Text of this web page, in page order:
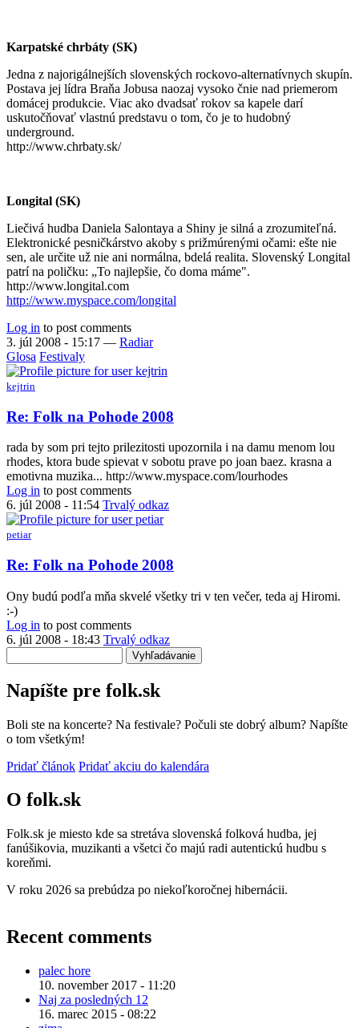
Karpatské chrbáty (SK)
Jedna z najorigálnejších slovenských rockovo-alternatívnych skupín.
Postava jej lídra Braňa Jobusa naozaj vysoko čnie nad priemerom
domácej produkcie. Viac ako dvadsať rokov sa kapele darí
uskutočňovať vlastnú predstavu o tom, čo je to hudobný
underground.
http://www.chrbaty.sk/
Longital (SK)
Liečivá hudba Daniela Salontaya a Shiny je silná a zrozumiteľná.
Elektronické pesničkárstvo akoby s prižmúrenými očami: ešte nie
sen, ale určite už nie ani normálna, bdelá realita. Slovenský Longital
patrí na poličku: „To najlepšie, čo doma máme".
http://www.longital.com
http://www.myspace.com/longital
Log in to post comments
3. júl 2008 - 15:17 — Radiar
Glosa Festivaly
kejtrin
Re: Folk na Pohode 2008
rada by som pri tejto prilezitosti upozornila i na damu menom lou
rhodes, ktora bude spievat v sobotu prave po joan baez. krasna a
emotivna muzika... http://www.myspace.com/lourhodes
Log in to post comments
6. júl 2008 - 11:54 Trvalý odkaz
petiar
In
reply
to
Re:
Folk
na
Pohode
2008
kejtrin
Re: Folk na Pohode 2008
Ony budú podľa mňa skvelé všetky tri v ten večer, teda aj Hiromi.
:-)
Log in to post comments
6. júl 2008 - 18:43 Trvalý odkaz
Napíšte pre folk.sk
Boli ste na koncerte? Na festivale? Počuli ste dobrý album? Napíšte
o tom všetkým!
Pridať článok Pridať akciu do kalendára
O folk.sk
Folk.sk je miesto kde sa stretáva slovenská folková hudba, jej
fanúšikovia, muzikanti a všetci čo majú radi autentickú hudbu s
koreňmi.
V roku 2026 sa prebúdza po niekoľkoročnej hibernácii.
Recent comments
palec hore
10. november 2017 - 11:20
Naj za posledných 12
16. marec 2015 - 08:22